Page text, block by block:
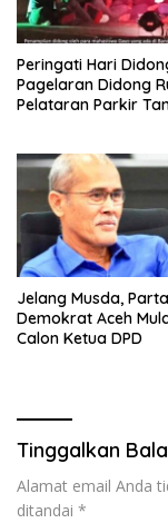
Peringati Hari
Pagelaran Didong
Pelataran Parkir
Jelang Musda,
Demokrat Aceh
Calon Ketua DPD
Tinggalkan
Alamat email Anda
ditandai *